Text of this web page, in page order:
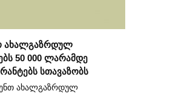
ახალგაზრდულ
50 000 ლარამდე
სთავაზობს
ახალგაზრდულ